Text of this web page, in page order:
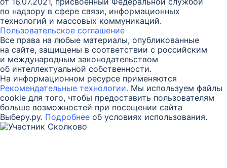
по надзору в сфере связи, информационных
технологий и массовых коммуникаций.
Пользовательское соглашение
Все права на любые материалы, опубликованные
на сайте, защищены в соответствии с российским
и международным законодательством
об интеллектуальной собственности.
На информационном ресурсе применяются
Рекомендательные технологии. Мы используем файлы
cookie для того, чтобы предоставить пользователям
больше возможностей при посещении сайта
Выберу.ру. Подробнее об условиях использования.